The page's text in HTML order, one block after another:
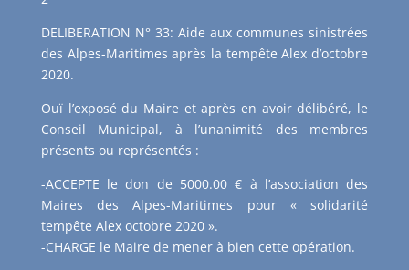
DELIBERATION N° 33: Aide aux communes sinistrées
des Alpes-Maritimes après la tempête Alex d’octobre
2020.
Ouï l’exposé du Maire et après en avoir délibéré, le
Conseil Municipal, à l’unanimité des membres
présents ou représentés :
-ACCEPTE le don de 5000.00 € à l’association des
Maires des Alpes-Maritimes pour « solidarité
tempête Alex octobre 2020 ».
-CHARGE le Maire de mener à bien cette opération.